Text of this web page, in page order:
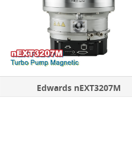
Edwards nEXT3207M